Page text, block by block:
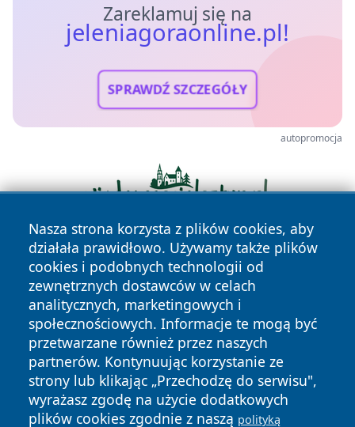
Zareklamuj się na
jeleniagoraonline.pl!
SPRAWDŹ SZCZEGÓŁY
autopromocja
Nasza strona korzysta z plików cookies, aby
działała prawidłowo. Używamy także plików
cookies i podobnych technologii od
zewnętrznych dostawców w celach
analitycznych, marketingowych i
społecznościowych. Informacje te mogą być
przetwarzane również przez naszych
partnerów. Kontynuując korzystanie ze
strony lub klikając „Przechodzę do serwisu",
wyrażasz zgodę na użycie dodatkowych
plików cookies zgodnie z naszą polityką
Copyright © 2026 jeleniagoraonline.pl Wszystkie prawa
zastrzeżone.